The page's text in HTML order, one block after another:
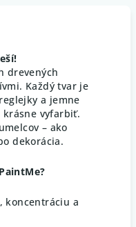
drevených
Každý tvar je
a jemne
krásne vyfarbiť.
– ako
dekorácia.
koncentráciu a